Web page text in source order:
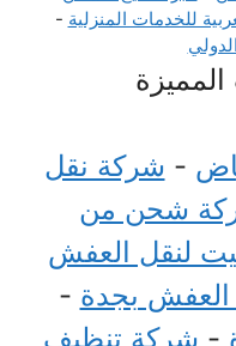
للخدمات المنزلية -
- شركة نقل
شحن من
لنقل العفش
العفش بجدة -
- شركة تنظيف